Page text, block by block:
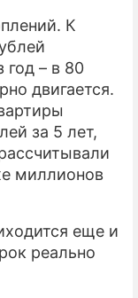
К
– в 80
двигается.
за 5 лет,
миллионов
еще и
реально